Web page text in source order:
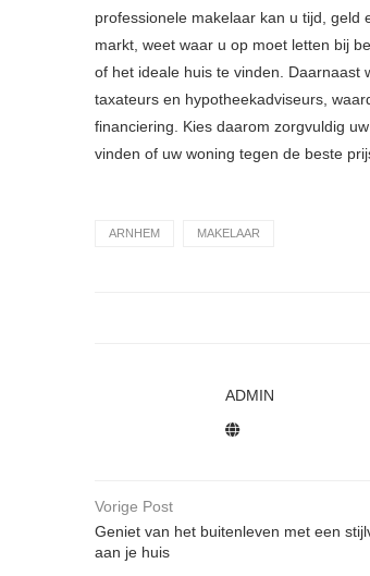
professionele makelaar kan u tijd,
markt, weet waar u op moet letten bij
of het ideale huis te vinden. Daarnaast
taxateurs en hypotheekadviseurs,
financiering. Kies daarom zorgvuldig
vinden of uw woning tegen de beste
ARNHEM MAKELAAR
ADMIN
Vorige Post
Geniet van het buitenleven met een
aan je huis